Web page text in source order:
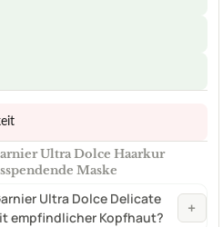
Ultra Dolce Haarkur
Maske
Ultra Dolce Delicate
empfindlicher Kopfhaut?
+